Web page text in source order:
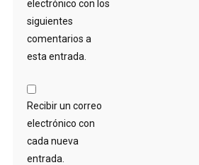
electrónico con los
siguientes
comentarios a
esta entrada.
Recibir un correo
electrónico con
cada nueva
entrada.